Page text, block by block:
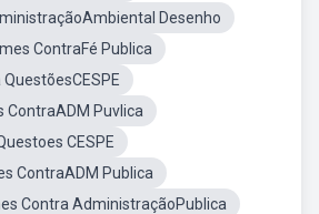
Desenho
ContraFé Publica
ContraADM Puvlica
CESPE
ContraADM Publica
Contra AdministraçãoPublica